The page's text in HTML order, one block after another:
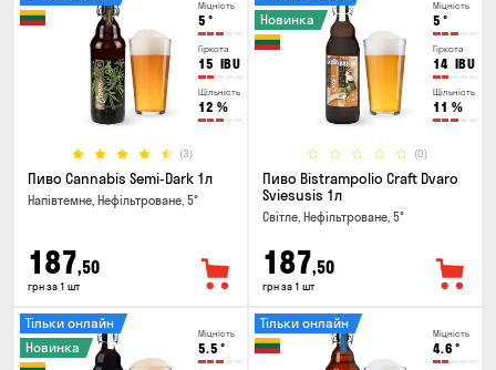
Міцність
5 °
Гіркота
15 IBU
Щільність
12 %
(3)
Пиво Cannabis Semi-Dark 1л
Напівтемне, Нефільтроване, 5°
187,50
грн за 1 шт
Міцність
5 °
Гіркота
14 IBU
Щільність
11 %
(0)
Новинка
Пиво Bistrampolio Craft Dvaro
Sviesusis 1л
Світле, Нефільтроване, 5°
187,50
грн за 1 шт
Міцність
5.5 °
Тільки онлайн
Новинка
Міцність
4.6 °
Тільки онлайн